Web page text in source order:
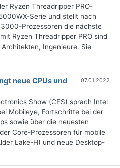
Ryzen Threadripper PRO-
Serie und stellt nach
Prozessoren die nächste
Ryzen Threadripper PRO sind
Ingenieure. Sie
neue CPUs und
07.01.2022
Show (CES) sprach Intel
Mobileye, Fortschritte bei der
sowie über die neuesten
Core-Prozessoren für mobile
Lake-H) und neue Desktop-